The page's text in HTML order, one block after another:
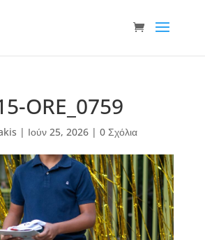
ORE_0759
| Ιούν 25, 2026| 0 Σχόλια